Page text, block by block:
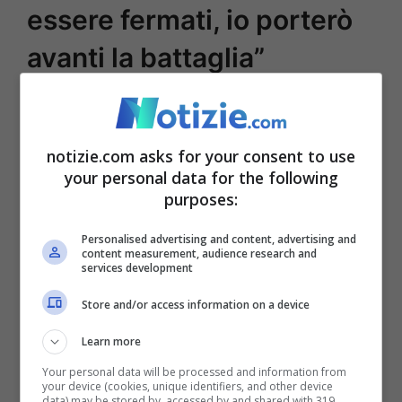
essere fermati, io porterò
avanti la battaglia”
E’ l’istantanea del sito ufficiale di una clinica ucraina
specializzata in utero in affitto (screenshot notizie.com)
Per laBaldassarre non è una questione su
notizie.com asks for your consent to use
your personal data for the following
purposes:
Personalised advertising and content, advertising and
content measurement, audience research and
services development
Store and/or access information on a device
Learn more
Your personal data will be processed and information from
your device (cookies, unique identifiers, and other device